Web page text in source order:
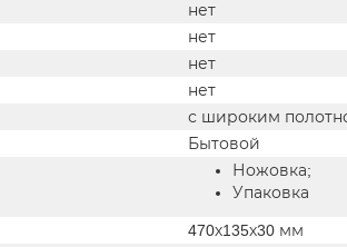
нет
нет
нет
нет
с широким
Бытовой
Ножовка;
Упаковка
470х135х30 мм